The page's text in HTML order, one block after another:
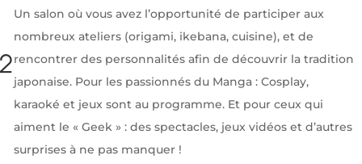
2
Un salon où vous avez l’opportunité de participer aux
nombreux ateliers (origami, ikebana, cuisine), et de
rencontrer des personnalités afin de découvrir la tradition
japonaise. Pour les passionnés du Manga : Cosplay,
karaoké et jeux sont au programme. Et pour ceux qui
aiment le « Geek » : des spectacles, jeux vidéos et d’autres
surprises à ne pas manquer !